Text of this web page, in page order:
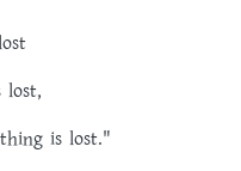
lost,
is lost."